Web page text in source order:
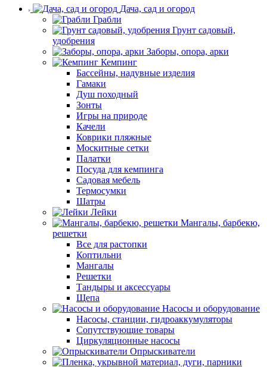
Дача, сад и огород
Грабли
Грунт садовый,
удобрения
Заборы, опора, арки
Кемпинг
Бассейны, надувные изделия
Гамаки
Душ походный
Зонты
Игры на природе
Качели
Коврики пляжные
Москитные сетки
Палатки
Посуда для кемпинга
Садовая мебель
Термосумки
Шатры
Лейки
Мангалы, барбекю,
решетки
Все для растопки
Коптильни
Мангалы
Решетки
Тандыры и аксессуары
Щепа
Насосы и оборудование
Насосы, станции, гидроаккумуляторы
Сопутствующие товары
Циркуляционные насосы
Опрыскиватели